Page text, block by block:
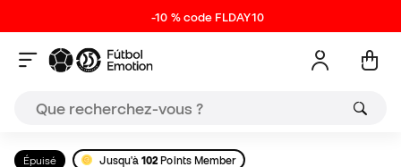
-10 % code FLDAY10
Épuisé Jusqu'à102 Points Member